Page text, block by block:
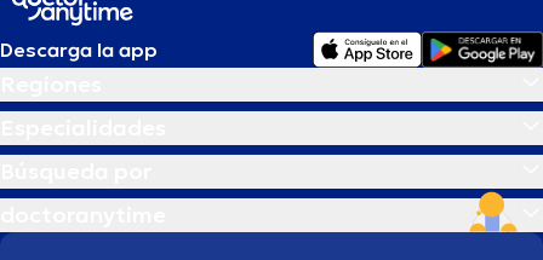
Descarga la app